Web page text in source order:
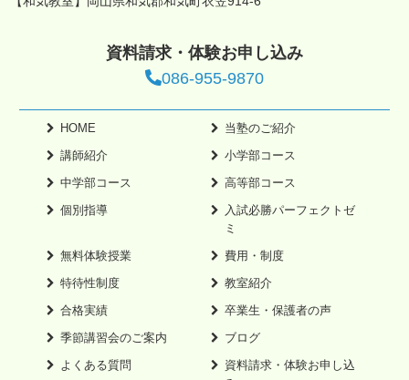
資料請求・体験お申し込み
086-955-9870
HOME
当塾のご紹介
講師紹介
小学部コース
中学部コース
高等部コース
個別指導
入試必勝パーフェクトゼ
ミ
無料体験授業
費用・制度
特待性制度
教室紹介
合格実績
卒業生・保護者の声
季節講習会のご案内
ブログ
よくある質問
資料請求・体験お申し込